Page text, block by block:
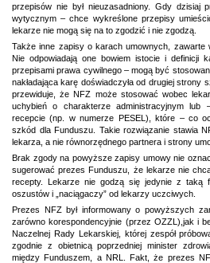
przepisów nie był nieuzasadniony. Gdy dzisiaj
wytycznym – chce wykreślone przepisy
lekarze nie mogą się na to zgodzić i nie zgodzą.
Także inne zapisy o karach umownych, zawarte
Nie odpowiadają one bowiem istocie i definicji
przepisami prawa cywilnego – mogą być
nakładająca karę doświadczyła od drugiej strony
przewiduje, że NFZ może stosować wobec
uchybień o charakterze administracyjnym lub
recepcie (np. w numerze PESEL), które – co
szkód dla Funduszu. Takie rozwiązanie stawia
lekarza, a nie równorzędnego partnera i strony
Brak zgody na powyższe zapisy umowy nie
sugerować prezes Funduszu, że lekarze nie
recepty. Lekarze nie godzą się jedynie z taką
oszustów i „naciągaczy” od lekarzy uczciwych.
Prezes NFZ był informowany o powyższych
zarównokorespondencyjnie (przez OZZL), jak i
Naczelnej Rady Lekarskiej, której zespół
zgodnie z obietnicą poprzedniej minister
między Funduszem, a NRL. Fakt, że prezes